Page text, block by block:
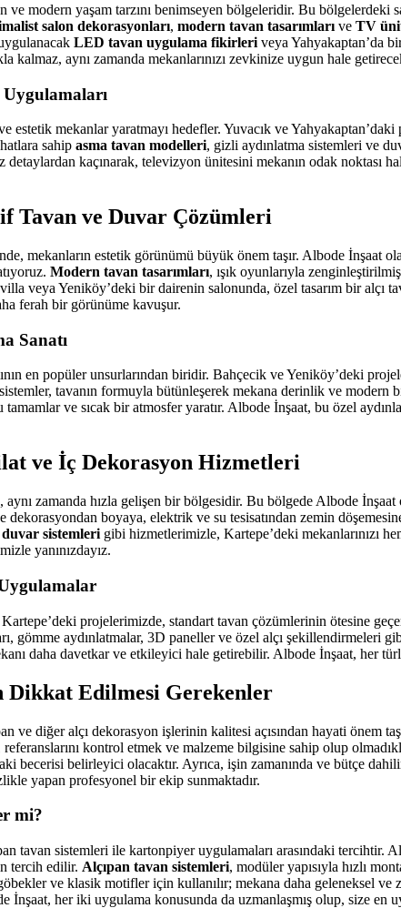
ve modern yaşam tarzını benimseyen bölgeleridir. Bu bölgelerdeki
salon dekorasyonları, modern tavan tasarımları ve TV
LED tavan uygulama fikirleri veya Yahyakaptan’da
aynı zamanda mekanlarınızı zevkinize uygun hale
estetik mekanlar yaratmayı hedefler. Yuvacık ve
sahip asma tavan modelleri, gizli aydınlatma sistemleri ve
detaylardan kaçınarak, televizyon ünitesini mekanın odak noktası
Tavan ve Duvar Çözümleri
mekanların estetik görünümü büyük önem taşır. Albode İnşaat
Modern tavan tasarımları, ışık oyunlarıyla zenginleştirilmiş
veya Yeniköy’deki bir dairenin salonunda, özel tasarım bir alçı
ferah bir görünüme kavuşur.
Sanatı
en popüler unsurlarından biridir. Bahçecik ve Yeniköy’deki
tavanın formuyla bütünleşerek mekana derinlik ve
ve sıcak bir atmosfer yaratır. Albode İnşaat, bu özel
ve İç Dekorasyon Hizmetleri
zamanda hızla gelişen bir bölgesidir. Bu bölgede Albode İnşaat
dekorasyondan boyaya, elektrik ve su tesisatından zemin
sistemleri gibi hizmetlerimizle, Kartepe’deki mekanlarınızı
yanınızdayız.
projelerimizde, standart tavan çözümlerinin ötesine
gömme aydınlatmalar, 3D paneller ve özel alçı şekillendirmeleri
daha davetkar ve etkileyici hale getirebilir. Albode İnşaat, her
Dikkat Edilmesi Gerekenler
ve diğer alçı dekorasyon işlerinin kalitesi açısından hayati önem
kontrol etmek ve malzeme bilgisine sahip olup
becerisi belirleyici olacaktır. Ayrıca, işin zamanında ve bütçe
yapan profesyonel bir ekip sunmaktadır.
mi?
tavan sistemleri ile kartonpiyer uygulamaları arasındaki
tercih edilir. Alçıpan tavan sistemleri, modüler yapısıyla hızlı
ve klasik motifler için kullanılır; mekana daha geleneksel ve
İnşaat, her iki uygulama konusunda da uzmanlaşmış olup, size en